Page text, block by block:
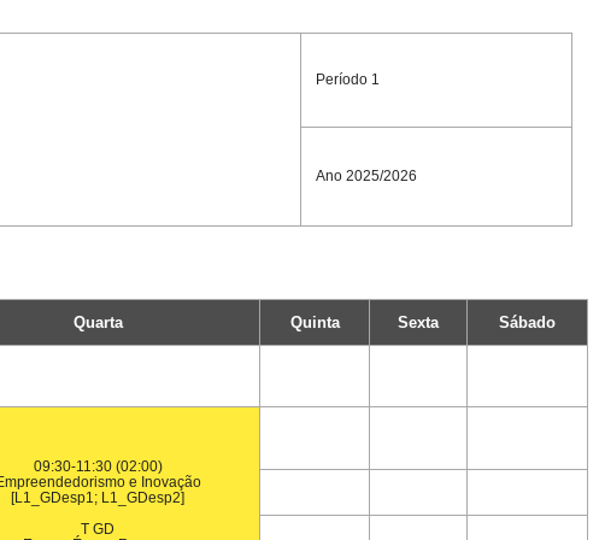
Período 1
Ano 2025/2026
Quarta Quinta Sexta Sábado
09:30-11:30 (02:00)
e Inovação
[L1_GDesp1; L1_GDesp2]
T GD